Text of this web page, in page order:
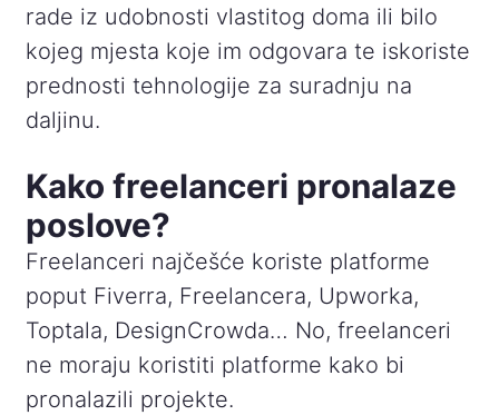
rade iz udobnosti vlastitog doma ili bilo
kojeg mjesta koje im odgovara te iskoriste
prednosti tehnologije za suradnju na
daljinu.
Kako freelanceri pronalaze
poslove?
Freelanceri najčešće koriste platforme
poput Fiverra, Freelancera, Upworka,
Toptala, DesignCrowda… No, freelanceri
ne moraju koristiti platforme kako bi
pronalazili projekte.